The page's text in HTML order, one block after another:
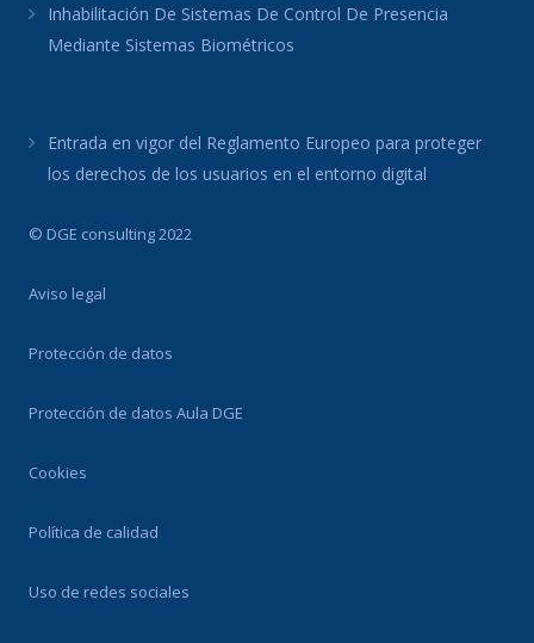
Inhabilitación De Sistemas De Control De Presencia
Mediante Sistemas Biométricos
Entrada en vigor del Reglamento Europeo para proteger
los derechos de los usuarios en el entorno digital
© DGE consulting 2022
Aviso legal
Protección de datos
Protección de datos Aula DGE
Cookies
Política de calidad
Uso de redes sociales